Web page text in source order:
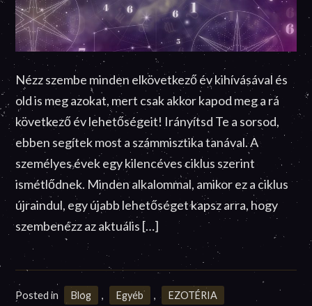
Nézz szembe minden elkövetkező év kihívásával és
old is meg azokat, mert csak akkor kapod meg a rá
következő év lehetőségeit! Irányítsd Te a sorsod,
ebben segítek most a számmisztika tanával. A
személyes évek egy kilencéves ciklus szerint
ismétlődnek. Minden alkalommal, amikor ez a ciklus
újraindul, egy újabb lehetőséget kapsz arra, hogy
szembenézz az aktuális […]
Posted in Blog , Egyéb , EZOTÉRIA